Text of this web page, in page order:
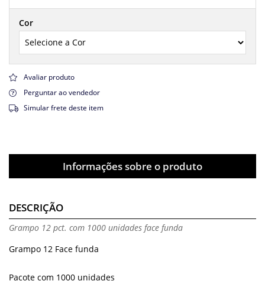
Cor
Avaliar produto
Perguntar ao vendedor
Simular frete deste item
Informações sobre o produto
DESCRIÇÃO
Grampo 12 pct. com 1000 unidades face funda
Grampo 12 Face funda
Pacote com 1000 unidades